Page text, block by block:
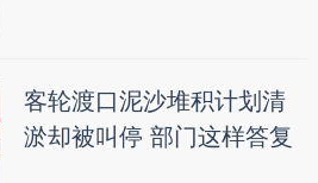
客轮渡口泥沙堆积计划清
淤却被叫停 部门这样答复